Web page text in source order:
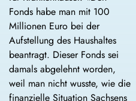
Fonds habe man mit 100
Millionen Euro bei der
Aufstellung des Haushaltes
beantragt. Dieser Fonds sei
damals abgelehnt worden,
weil man nicht wusste, wie die
finanzielle Situation Sachsens